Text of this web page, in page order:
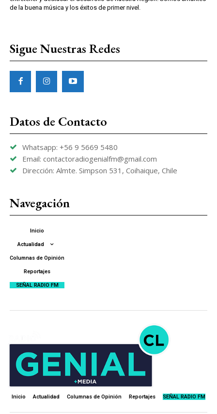
de la buena música y los éxitos de primer nivel.
Sigue Nuestras Redes
Datos de Contacto
Whatsapp: +56 9 5669 5480
Email: contactoradiogenialfm@gmail.com
Dirección: Almte. Simpson 531, Coihaique, Chile
Navegación
Inicio
Actualidad
Columnas de Opinión
Reportajes
SEÑAL RADIO FM
Inicio Actualidad Columnas de Opinión Reportajes SEÑAL RADIO FM